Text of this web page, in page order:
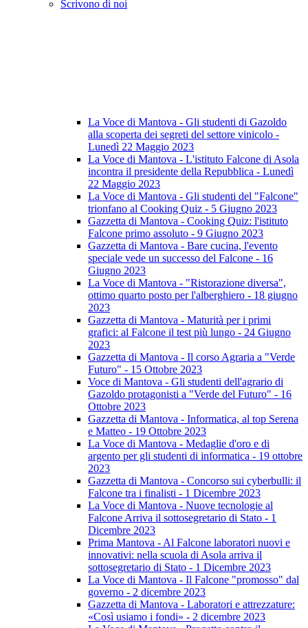
Scrivono di noi
La Voce di Mantova - Gli studenti di Gazoldo
alla scoperta dei segreti del settore vinicolo -
Lunedì 22 Maggio 2023
La Voce di Mantova - L'istituto Falcone di Asola
incontra il presidente della Repubblica - Lunedì
22 Maggio 2023
La Voce di Mantova - Gli studenti del "Falcone"
trionfano al Cooking Quiz - 5 Giugno 2023
Gazzetta di Mantova - Cooking Quiz: l'istituto
Falcone primo assoluto - 9 Giugno 2023
Gazzetta di Mantova - Bare cucina, l'evento
speciale vede un successo del Falcone - 16
Giugno 2023
La Voce di Mantova - "Ristorazione diversa",
ottimo quarto posto per l'alberghiero - 18 giugno
2023
Gazzetta di Mantova - Maturità per i primi
grafici: al Falcone il test più lungo - 24 Giugno
2023
Gazzetta di Mantova - Il corso Agraria a "Verde
Futuro" - 15 Ottobre 2023
Voce di Mantova - Gli studenti dell'agrario di
Gazoldo protagonisti a "Verde del Futuro" - 16
Ottobre 2023
Gazzetta di Mantova - Informatica, al top Serena
e Matteo - 19 Ottobre 2023
La Voce di Mantova - Medaglie d'oro e di
argento per gli studenti di informatica - 19 ottobre
2023
Gazzetta di Mantova - Concorso sui cyberbulli: il
Falcone tra i finalisti - 1 Dicembre 2023
La Voce di Mantova - Nuove tecnologie al
Falcone Arriva il sottosegretario di Stato - 1
Dicembre 2023
Prima Mantova - Al Falcone laboratori nuovi e
innovativi: nella scuola di Asola arriva il
sottosegretario di Stato - 1 Dicembre 2023
La Voce di Mantova - Il Falcone "promosso" dal
governo - 2 dicembre 2023
Gazzetta di Mantova - Laboratori e attrezzature:
«Così usiamo i fondi» - 2 dicembre 2023